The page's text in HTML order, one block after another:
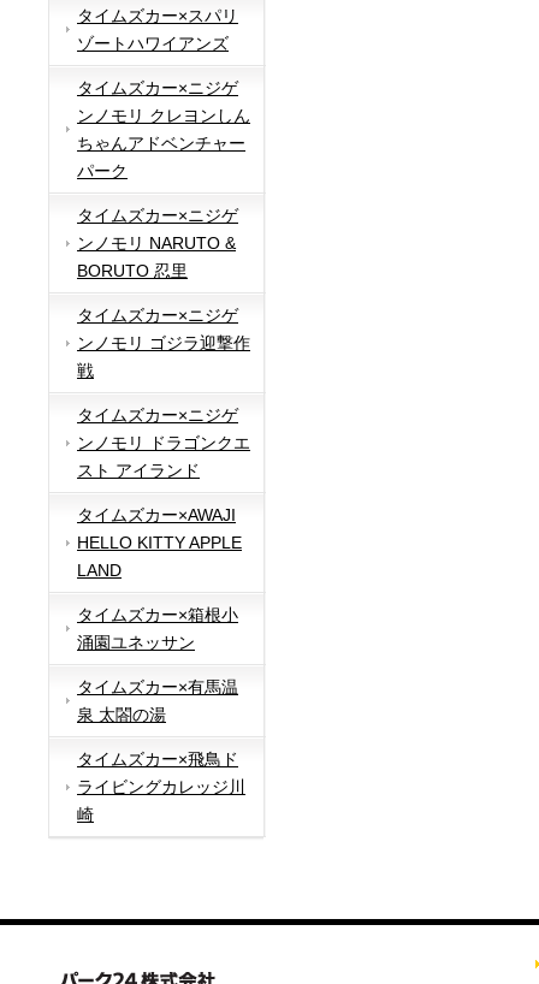
タイムズカー×スパリ
ゾートハワイアンズ
タイムズカー×ニジゲ
ンノモリ クレヨンしん
ちゃんアドベンチャー
パーク
タイムズカー×ニジゲ
ンノモリ NARUTO &
BORUTO 忍里
タイムズカー×ニジゲ
ンノモリ ゴジラ迎撃作
戦
タイムズカー×ニジゲ
ンノモリ ドラゴンクエ
スト アイランド
タイムズカー×AWAJI
HELLO KITTY APPLE
LAND
タイムズカー×箱根小
涌園ユネッサン
タイムズカー×有馬温
泉 太閤の湯
タイムズカー×飛鳥ド
ライビングカレッジ川
崎